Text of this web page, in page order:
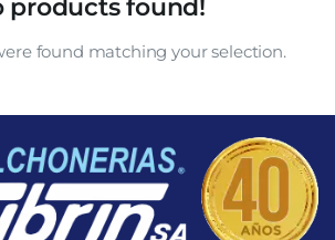
products found!
found matching your selection.